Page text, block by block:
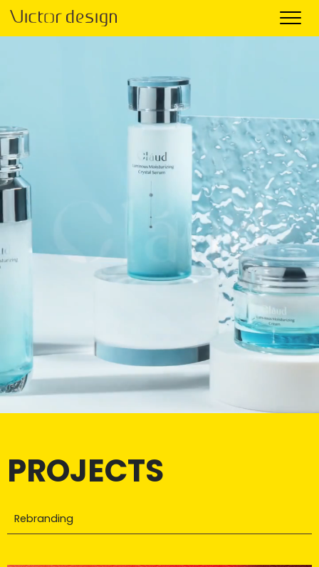
PROJECTS
Rebranding